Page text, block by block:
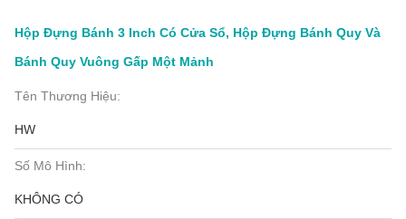
Hộp Đựng Bánh 3 Inch Có Cửa Sổ, Hộp Đựng Bánh Quy Và
Bánh Quy Vuông Gấp Một Mảnh
Tên Thương Hiệu:
HW
Số Mô Hình:
KHÔNG CÓ